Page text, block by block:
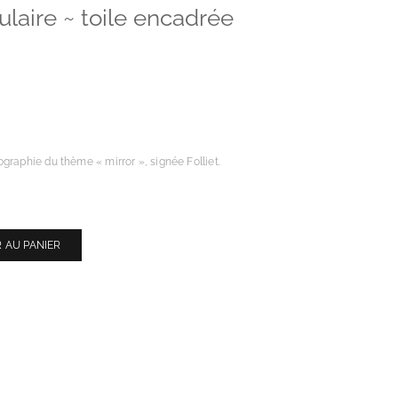
~ toile encadrée
du thème « mirror », signée Folliet.
AU PANIER